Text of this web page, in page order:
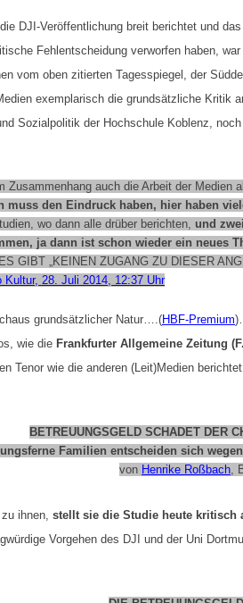
DJI-Veröffentlichung breit berichtet und
Fehlentscheidung verworfen haben,
vom oben zitierten Tagesspiegel, der
exemplarisch die grundsätzliche Kritik
Sozialpolitik der Hochschule Koblenz,
Zusammenhang auch die Arbeit der Medien
muss den Eindruck haben, hier haben
wo dann alle drüber berichten, und
ja dann ist schon wieder ein neues
GIBT „KEINEN ZUGANG ZU DIESER
Kultur, 28. Juli 2014, 12:37 Uhr
grundsätzlicher Natur….(HBF-Premium
wie die Frankfurter Allgemeine Zeitung
Tenor wie die anderen (Leit)Medien
BETREUUNGSGELD SCHADET DER
Familien entscheiden sich
von Henrike Roßbach,
ihnen, stellt sie die Studie heute kritisch
Vorgehen des DJI und der Uni